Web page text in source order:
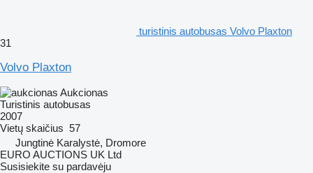
turistinis autobusas Volvo Plaxton
31
Volvo Plaxton
Aukcionas
Turistinis autobusas
2007
Vietų skaičius 57
Jungtinė Karalystė, Dromore
EURO AUCTIONS UK Ltd
Susisiekite su pardavėju